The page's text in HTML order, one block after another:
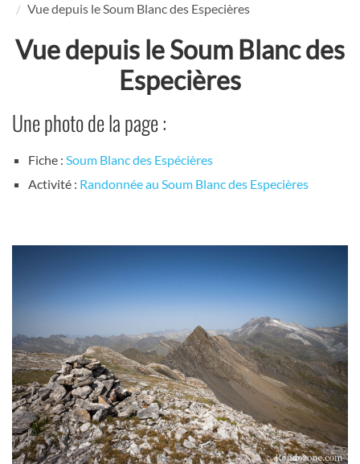
Vue depuis le Soum Blanc des Especières
Vue depuis le Soum Blanc des
Especières
Une photo de la page :
Fiche : Soum Blanc des Espécières
Activité : Randonnée au Soum Blanc des Especières